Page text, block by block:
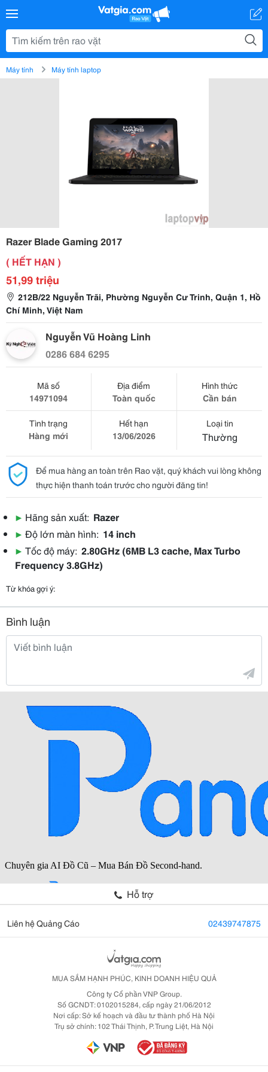
Máy tính Máy tính laptop
Razer Blade Gaming 2017
( HẾT HẠN )
51,99 triệu
212B/22 Nguyễn Trãi, Phường Nguyễn Cư Trinh, Quận 1, Hồ
Chí Minh, Việt Nam
Nguyễn Vũ Hoàng Linh
0286 684 6295
Mã số
14971094
Địa điểm
Toàn quốc
Hình thức
Cần bán
Tình trạng
Hàng mới
Hết hạn
13/06/2026
Loại tin
Thường
Để mua hàng an toàn trên Rao vặt, quý khách vui lòng không
thực hiện thanh toán trước cho người đăng tin!
▶ Hãng sản xuất: Razer
▶ Độ lớn màn hình: 14 inch
▶ Tốc độ máy: 2.80GHz (6MB L3 cache, Max Turbo
Frequency 3.8GHz)
Từ khóa gợi ý:
Bình luận
Hỗ trợ
Liên hệ Quảng Cáo 02439747875
MUA SẮM HẠNH PHÚC, KINH DOANH HIỆU QUẢ
Công ty Cổ phần VNP Group.
Số GCNDT: 0102015284, cấp ngày 21/06/2012
Nơi cấp: Sở kế hoạch và đầu tư thành phố Hà Nội
Trụ sở chính: 102 Thái Thịnh, P. Trung Liệt, Hà Nội